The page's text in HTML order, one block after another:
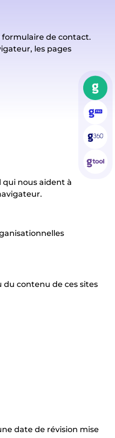
de contact.
les pages
qui nous aident à
du contenu de ces sites
date de révision mise